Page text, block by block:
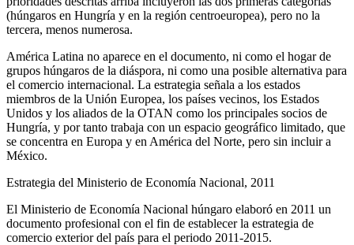
(húngaros en Hungría y en la región centroeuropea), pero no la
tercera, menos numerosa.
América Latina no aparece en el documento, ni como el hogar de
grupos húngaros de la diáspora, ni como una posible alternativa para
el comercio internacional. La estrategia señala a los estados
miembros de la Unión Europea, los países vecinos, los Estados
Unidos y los aliados de la OTAN como los principales socios de
Hungría, y por tanto trabaja con un espacio geográfico limitado, que
se concentra en Europa y en América del Norte, pero sin incluir a
México.
Estrategia del Ministerio de Economía Nacional, 2011
El Ministerio de Economía Nacional húngaro elaboró en 2011 un
documento profesional con el fin de establecer la estrategia de
comercio exterior del país para el periodo 2011-2015.